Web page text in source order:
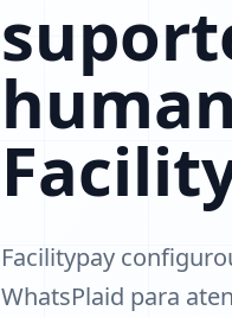
Facilitypay
WhatsPlaid para